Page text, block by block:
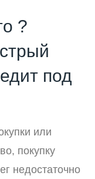
?
под
или
покупку
недостаточно